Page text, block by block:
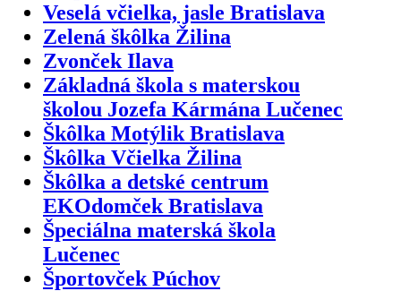
Veselá včielka, jasle Bratislava
Zelená škôlka Žilina
Zvonček Ilava
Základná škola s materskou
školou Jozefa Kármána Lučenec
Škôlka Motýlik Bratislava
Škôlka Včielka Žilina
Škôlka a detské centrum
EKOdomček Bratislava
Špeciálna materská škola
Lučenec
Športovček Púchov